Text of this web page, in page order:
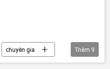
chuyên gia
Việt Nam
Thêm 9